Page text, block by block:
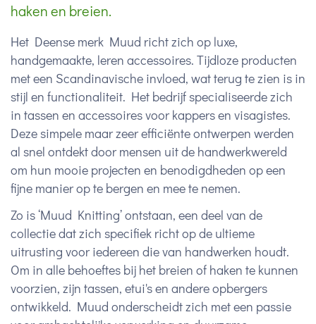
haken en breien.
Het Deense merk Muud richt zich op luxe,
handgemaakte, leren accessoires. Tijdloze producten
met een Scandinavische invloed, wat terug te zien is in
stijl en functionaliteit. Het bedrijf specialiseerde zich
in tassen en accessoires voor kappers en visagistes.
Deze simpele maar zeer efficiënte ontwerpen werden
al snel ontdekt door mensen uit de handwerkwereld
om hun mooie projecten en benodigdheden op een
fijne manier op te bergen en mee te nemen.
Zo is ‘Muud Knitting’ ontstaan, een deel van de
collectie dat zich specifiek richt op de ultieme
uitrusting voor iedereen die van handwerken houdt.
Om in alle behoeftes bij het breien of haken te kunnen
voorzien, zijn tassen, etui's en andere opbergers
ontwikkeld. Muud onderscheidt zich met een passie